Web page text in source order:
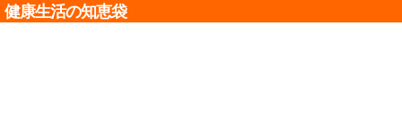
健康生活の知恵袋